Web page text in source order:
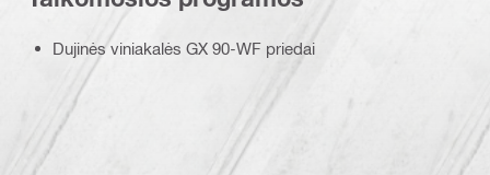
Dujinės viniakalės GX 90-WF priedai